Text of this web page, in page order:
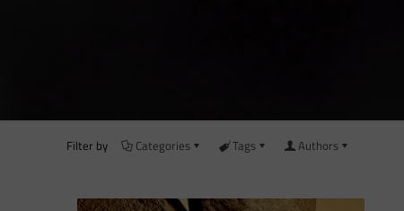
Filter by Categories Tags Authors